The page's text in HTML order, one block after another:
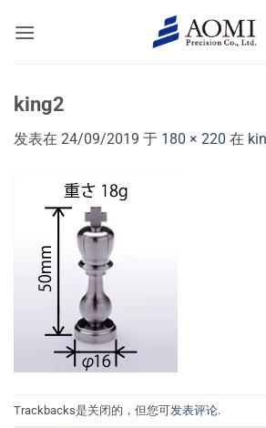
king2
发表在 24/09/2019 于 180 × 220 在
Trackbacks是关闭的，但您可发表评论.